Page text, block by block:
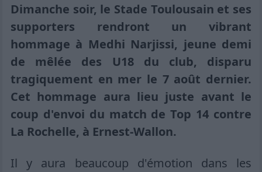
Dimanche soir, le Stade Toulousain et ses
supporters rendront un vibrant
hommage à Medhi Narjissi, jeune demi
de mêlée des U18 du club, disparu
tragiquement en mer le 7 août dernier.
Cet hommage aura lieu juste avant le
coup d'envoi du match de Top 14 contre
La Rochelle, à Ernest-Wallon.
Il y aura beaucoup d'émotion dans les